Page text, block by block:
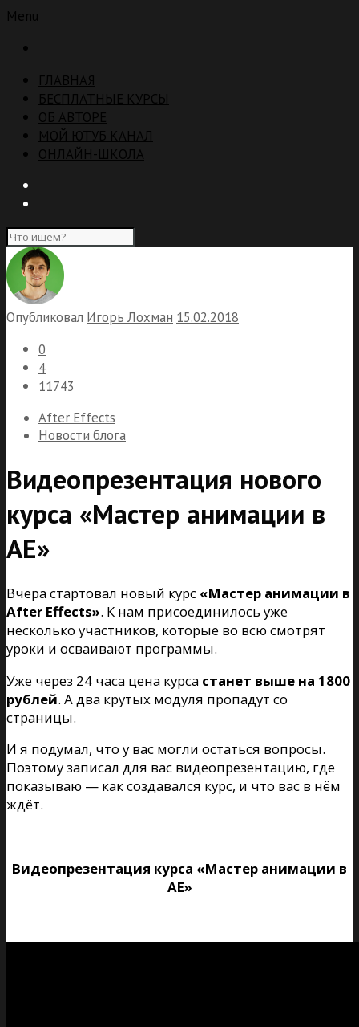
Menu
ГЛАВНАЯ
БЕСПЛАТНЫЕ КУРСЫ
ОБ АВТОРЕ
МОЙ ЮТУБ КАНАЛ
ОНЛАЙН-ШКОЛА
Опубликовал Игорь Лохман 15.02.2018
0
4
11743
After Effects
Новости блога
Видеопрезентация нового
курса «Мастер анимации в
AE»
Вчера стартовал новый курс «Мастер анимации в
After Effects». К нам присоединилось уже
несколько участников, которые во всю смотрят
уроки и осваивают программы.
Уже через 24 часа цена курса станет выше на 1800
рублей. А два крутых модуля пропадут со
страницы.
И я подумал, что у вас могли остаться вопросы.
Поэтому записал для вас видеопрезентацию, где
показываю — как создавался курс, и что вас в нём
ждёт.
Видеопрезентация курса «Мастер анимации в
AE»